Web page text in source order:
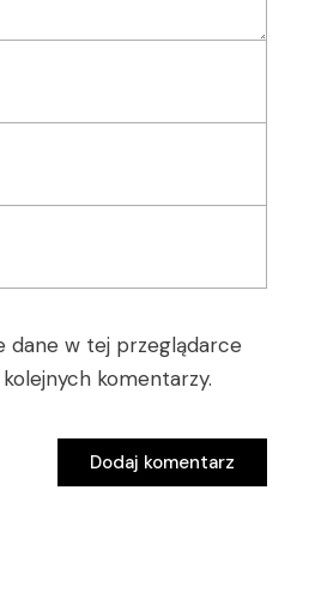
dane w tej przeglądarce
komentarzy.
Dodaj komentarz
Dodaj komentarz